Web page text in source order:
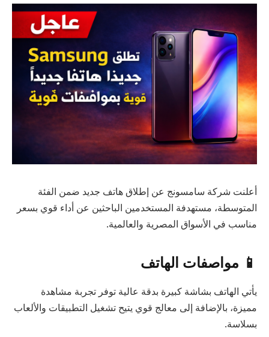
أعلنت شركة سامسونج عن إطلاق هاتف جديد ضمن الفئة
المتوسطة، مستهدفة المستخدمين الباحثين عن أداء قوي بسعر
مناسب في الأسواق المصرية والعالمية.
📱 مواصفات الهاتف
يأتي الهاتف بشاشة كبيرة بدقة عالية توفر تجربة مشاهدة
مميزة، بالإضافة إلى معالج قوي يتيح تشغيل التطبيقات والألعاب
بسلاسة.